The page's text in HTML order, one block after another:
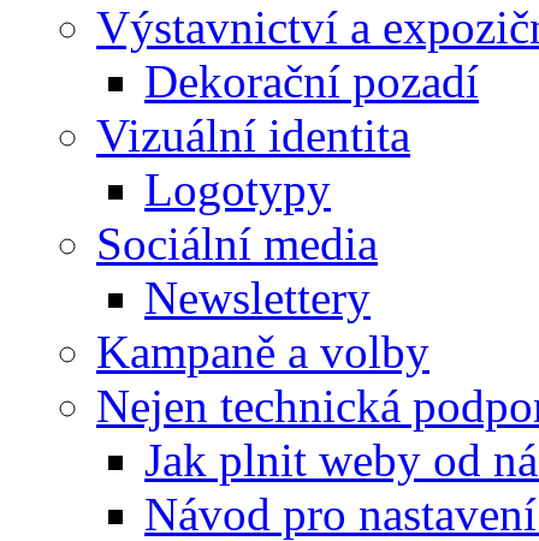
Výstavnictví a
Dekorační pozadí
Vizuální identita
Logotypy
Sociální media
Newslettery
Kampaně a volby
Nejen technická
Jak plnit weby od
Návod pro